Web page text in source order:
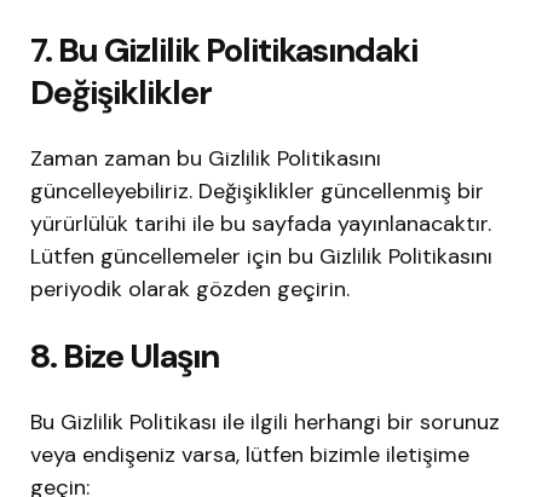
7. Bu Gizlilik Politikasındaki
Değişiklikler
Zaman zaman bu Gizlilik Politikasını
güncelleyebiliriz. Değişiklikler güncellenmiş bir
yürürlülük tarihi ile bu sayfada yayınlanacaktır.
Lütfen güncellemeler için bu Gizlilik Politikasını
periyodik olarak gözden geçirin.
8. Bize Ulaşın
Bu Gizlilik Politikası ile ilgili herhangi bir sorunuz
veya endişeniz varsa, lütfen bizimle iletişime
geçin: